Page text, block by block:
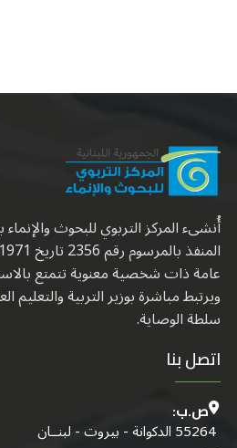
أُنشىء المركز التربوي للبحوث
عامة ذات شخصية معنوية تتمتع
ويرتبط مباشرة بوزير التربية
سلطة الوصاية.
اتصل بنا
ص.ب:
55264 الدكوانة - بيروت - لبنــان